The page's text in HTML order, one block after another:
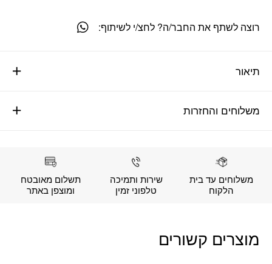
תיאור
משלוחים והחזרות
משלוחים עד בית
הלקוח
שירות ותמיכה
טלפוני זמין
תשלום מאובטח
ומוצפן באתר
רוצה לשתף את החבר/ה? לחצ/י לשיתוף:
מוצרים קשורים